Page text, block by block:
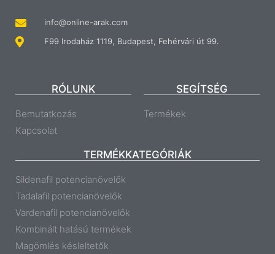
info@online-arak.com
F99 Irodaház 1119, Budapest, Fehérvári út 99.
RÓLUNK
Bemutatkozás
Kapcsolat
SEGÍTSÉG
Termékek
TERMÉKKATEGÓRIÁK
Sildenafil potencianövelők
Tadalafil potencianövelők
Vardenafil potencianövelők
Kombinált hatású termékek
Magömlés késleltetők